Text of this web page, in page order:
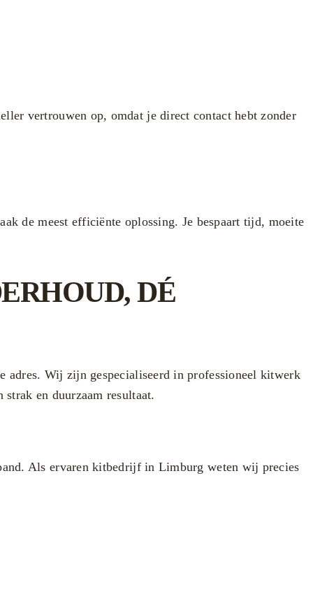
vertrouwen op, omdat je direct contact hebt zonder
de meest efficiënte oplossing. Je bespaart tijd, moeite
DÉ
adres. Wij zijn gespecialiseerd in professioneel kitwerk
en duurzaam resultaat.
Als ervaren kitbedrijf in Limburg weten wij precies